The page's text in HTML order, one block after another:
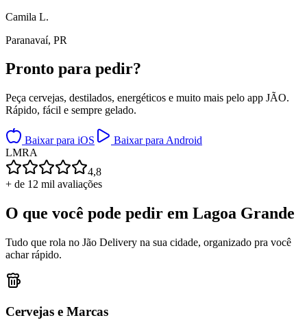
Camila L.
Paranavaí, PR
Pronto para pedir?
Peça cervejas, destilados, energéticos e muito mais pelo app JÃO.
Rápido, fácil e sempre gelado.
Baixar para iOS
Baixar para Android
LMRA
4,8
+ de 12 mil avaliações
O que você pode pedir em Lagoa Grande
Tudo que rola no Jão Delivery na sua cidade, organizado pra você
achar rápido.
Cervejas e Marcas